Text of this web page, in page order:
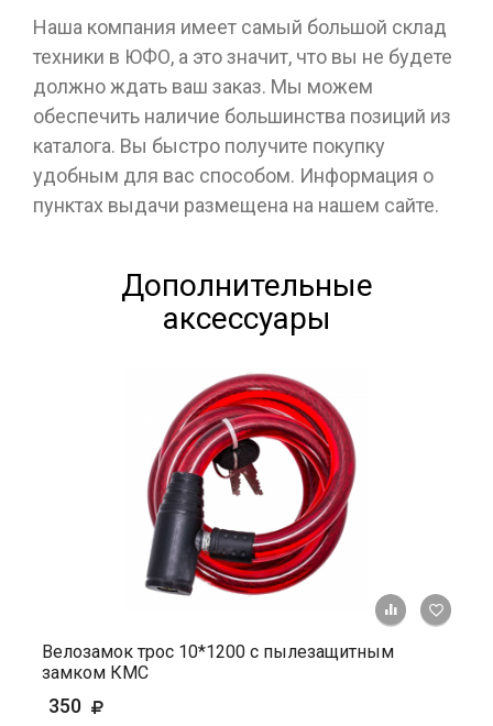
Наша компания имеет самый большой склад
техники в ЮФО, а это значит, что вы не будете
должно ждать ваш заказ. Мы можем
обеспечить наличие большинства позиций из
каталога. Вы быстро получите покупку
удобным для вас способом. Информация о
пунктах выдачи размещена на нашем сайте.
Дополнительные
аксессуары
+ К
Велозамок трос 10*1200 с пылезащитным
замком КМС
350